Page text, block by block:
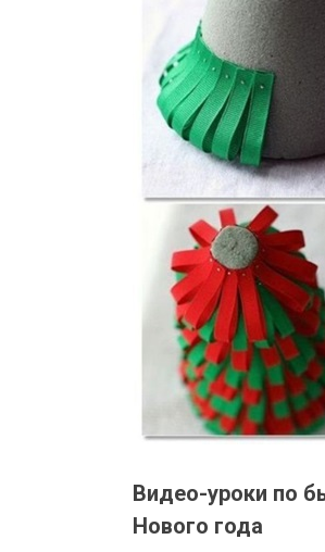
Видео-уроки по
Нового года